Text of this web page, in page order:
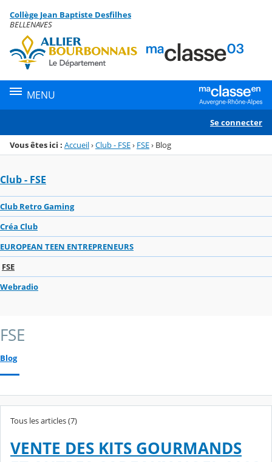
Menu de la rubrique
Contenu
Collège Jean Baptiste Desfilhes
BELLENAVES
MENU
Se connecter
Vous êtes ici : Accueil›Club - FSE› FSE› Blog
Club - FSE
Club Retro Gaming
Créa Club
EUROPEAN TEEN ENTREPRENEURS
FSE
Webradio
FSE
Blog
Tous les articles (7)
VENTE DES KITS GOURMANDS